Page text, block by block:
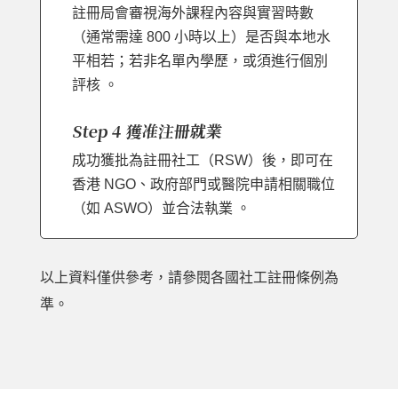
註冊局會審視海外課程內容與實習時數
（通常需達 800 小時以上）是否與本地水
平相若；若非名單內學歷，或須進行個別
評核 。
Step 4 獲准注冊就業
成功獲批為註冊社工（RSW）後，即可在
香港 NGO、政府部門或醫院申請相關職位
（如 ASWO）並合法執業 。
以上資料僅供參考，請參閱各國社工註冊條例為
準。